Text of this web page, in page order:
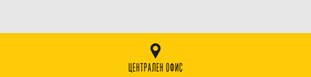
ЦЕНТРАЛЕН ОФИС